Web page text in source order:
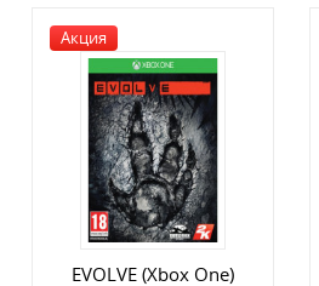
Акция
EVOLVE (Xbox One)